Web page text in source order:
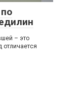
– это
отличается